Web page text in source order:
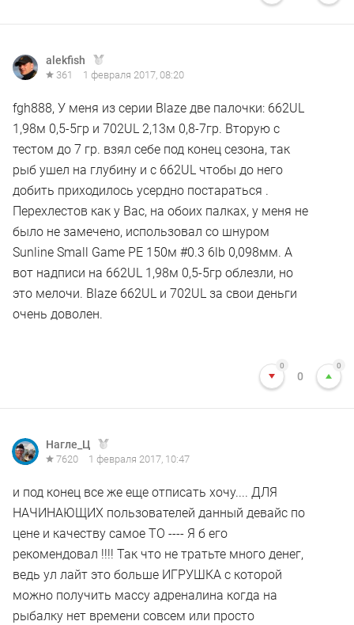
alekfish
361 1 февраля 2017, 08:20
fgh888, У меня из серии Blaze две палочки: 662UL
1,98м 0,5-5гр и 702UL 2,13м 0,8-7гр. Вторую с
тестом до 7 гр. взял себе под конец сезона, так
рыб ушел на глубину и с 662UL чтобы до него
добить приходилось усердно постараться .
Перехлестов как у Вас, на обоих палках, у меня не
было не замечено, использовал со шнуром
Sunline Small Game PE 150м #0.3 6lb 0,098мм. А
вот надписи на 662UL 1,98м 0,5-5гр облезли, но
это мелочи. Blaze 662UL и 702UL за свои деньги
очень доволен.
0
0
0
Нагле_Ц
7620 1 февраля 2017, 10:47
и под конец все же еще отписать хочу.... ДЛЯ
НАЧИНАЮЩИХ пользователей данный девайс по
цене и качеству самое ТО ---- Я б его
рекомендовал !!!! Так что не тратьте много денег,
ведь ул лайт это больше ИГРУШКА с которой
можно получить массу адреналина когда на
рыбалку нет времени совсем или просто